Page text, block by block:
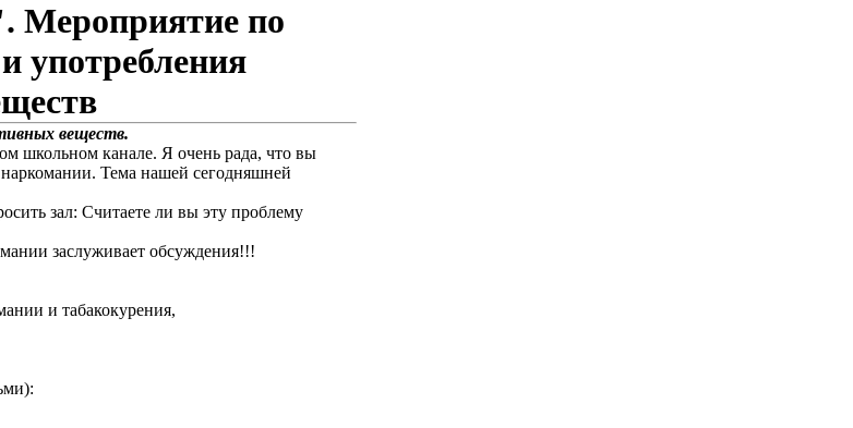
Мероприятие по
употребления
веществ.
школьном канале. Я очень рада, что вы
Тема нашей сегодняшней
зал: Считаете ли вы эту проблему
заслуживает обсуждения!!!
и табакокурения,